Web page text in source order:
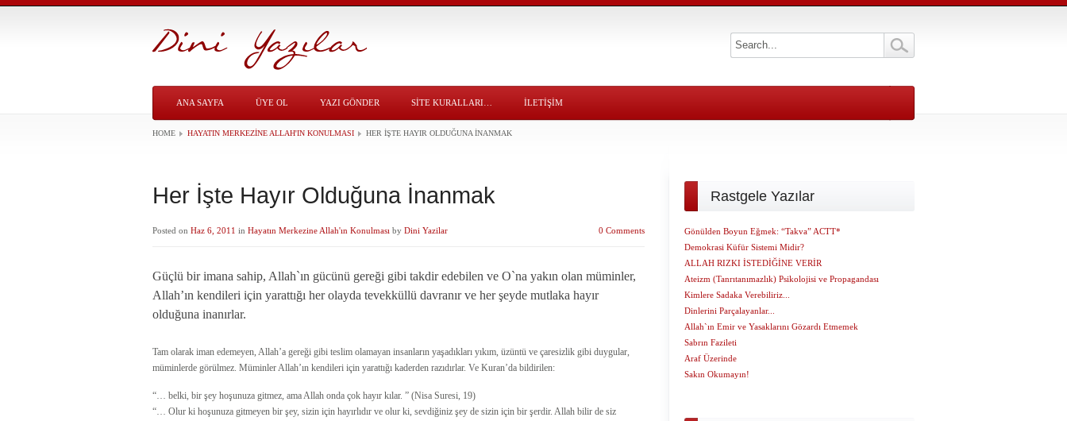
ANA SAYFA ÜYE OL YAZI GÖNDER SITE KURALLARI… İLETİŞİM
HOME HAYATIN MERKEZINE ALLAH'IN KONULMASI HER İŞTE HAYIR OLDUĞUNA İNANMAK
Her İşte Hayır Olduğuna İnanmak
Posted on Haz 6, 2011 in Hayatın Merkezine Allah'ın Konulması by Dini Yazilar 0 Comments
Güçlü bir imana sahip, Allah`ın gücünü gereği gibi takdir edebilen ve O`na yakın olan müminler,
Allah’ın kendileri için yarattığı her olayda tevekküllü davranır ve her şeyde mutlaka hayır
olduğuna inanırlar.
Tam olarak iman edemeyen, Allah’a gereği gibi teslim olamayan insanların yaşadıkları yıkım, üzüntü ve çaresizlik gibi duygular,
müminlerde görülmez. Müminler Allah’ın kendileri için yarattığı kaderden razıdırlar. Ve Kuran’da bildirilen:
“… belki, bir şey hoşunuza gitmez, ama Allah onda çok hayır kılar. ” (Nisa Suresi, 19)
“… Olur ki hoşunuza gitmeyen bir şey, sizin için hayırlıdır ve olur ki, sevdiğiniz şey de sizin için bir şerdir. Allah bilir de siz
Rastgele Yazılar
Gönülden Boyun Eğmek: “Takva” ACTT*
Demokrasi Küfür Sistemi Midir?
ALLAH RIZKI İSTEDİĞİNE VERİR
Ateizm (Tanrıtanımazlık) Psikolojisi ve Propagandası
Kimlere Sadaka Verebiliriz...
Dinlerini Parçalayanlar...
Allah`ın Emir ve Yasaklarını Gözardı Etmemek
Sabrın Fazileti
Araf Üzerinde
Sakın Okumayın!